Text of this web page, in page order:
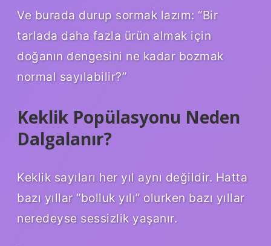
Ve burada durup sormak lazım: “Bir
tarlada daha fazla ürün almak için
doğanın dengesini ne kadar bozmak
normal sayılabilir?”
Keklik Popülasyonu Neden
Dalgalanır?
Keklik sayıları her yıl aynı değildir. Hatta
bazı yıllar “bolluk yılı” olurken bazı yıllar
neredeyse sessizlik yaşanır.